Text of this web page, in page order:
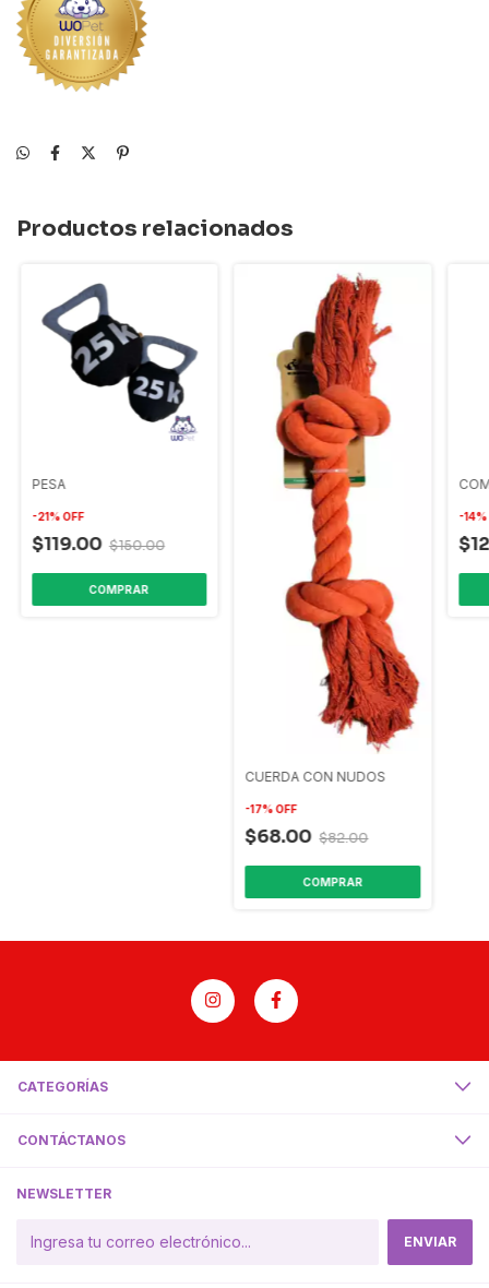
Productos relacionados
PESA
-21%OFF
$119.00 $150.00
COMPRAR
CUERDA CON NUDOS
-17%OFF
$68.00 $82.00
-14%
CATEGORÍAS
CONTÁCTANOS
NEWSLETTER